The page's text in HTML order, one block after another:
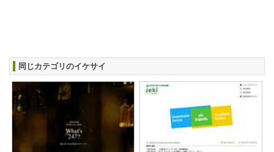
同じカテゴリのイケサイ